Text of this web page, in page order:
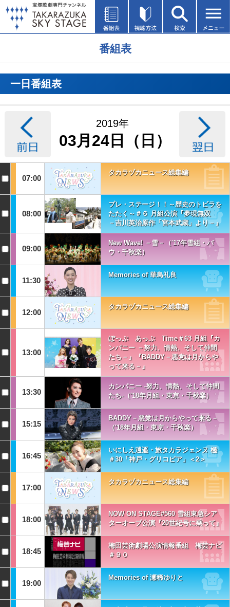
番組表
一日番組表
2019年
03月24日（日）
07:00
タカラヅカニュース総集編
08:00
プレ・ステージ！！～歴史のトビラを
たたく～＃６ 月組公演『夢現無双
－吉川英治原作「宮本武蔵」より－』
09:00
New Wave! －雪－（'17年雪組・バ
ウ・千秋楽）
11:30
Memories of 華鳥礼良
12:00
タカラヅカニュース総集編
13:00
ぽっぷ あっぷ Time＃63 月組『カ
ンパニー －努力、情熱、そして仲間
たち－』『BADDY－悪党は月からや
って来る－』
13:30
カンパニー -努力、情熱、そして仲間
たち-（'18年月組・東京・千秋楽）
15:15
BADDY－悪党は月からやって来る－
（'18年月組・東京・千秋楽）
16:45
いにしえ逍遥・旅タカラジェンヌ 極
＃30「神戸・グリコピア」＜2＞
17:00
タカラヅカニュース総集編
18:00
NOW ON STAGE#560 雪組東急シア
ターオーブ公演『20世紀号に乗って』
18:45
梅田芸術劇場公演情報番組 梅芸ナビ
＃９０
19:00
Memories of 瀬稀ゆりと